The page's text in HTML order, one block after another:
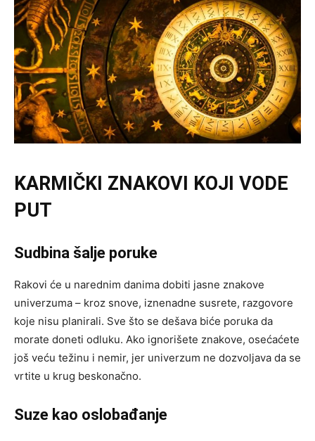
KARMIČKI ZNAKOVI KOJI VODE
PUT
Sudbina šalje poruke
Rakovi će u narednim danima dobiti jasne znakove
univerzuma – kroz snove, iznenadne susrete, razgovore
koje nisu planirali. Sve što se dešava biće poruka da
morate doneti odluku. Ako ignorišete znakove, osećaćete
još veću težinu i nemir, jer univerzum ne dozvoljava da se
vrtite u krug beskonačno.
Suze kao oslobađanje